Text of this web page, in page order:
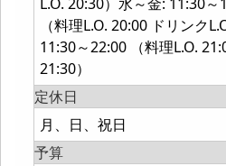
（料理L.O. 20:00 ドリンク
11:30～22:00 （料理L.O.
21:30）
定休日
月、日、祝日
予算